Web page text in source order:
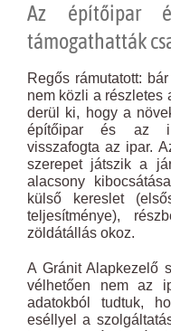
Az építőipar
támogathatták
Regős rámutatott:
nem közli a részletes
derül ki, hogy a
építőipar és az
visszafogta az ipar.
szerepet játszik a
alacsony
külső kereslet
teljesítménye),
zöldátállás okoz.
A Gránit Alapkezelő
vélhetően nem az
adatokból tudtuk,
eséllyel a